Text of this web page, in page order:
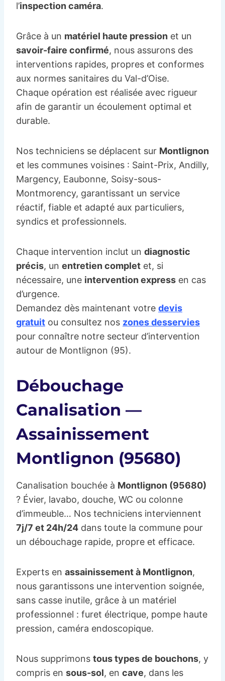
l’inspection caméra.
Grâce à un matériel haute pression et un
savoir-faire confirmé, nous assurons des
interventions rapides, propres et conformes
aux normes sanitaires du Val-d’Oise.
Chaque opération est réalisée avec rigueur
afin de garantir un écoulement optimal et
durable.
Nos techniciens se déplacent sur Montlignon
et les communes voisines : Saint-Prix, Andilly,
Margency, Eaubonne, Soisy-sous-
Montmorency, garantissant un service
réactif, fiable et adapté aux particuliers,
syndics et professionnels.
Chaque intervention inclut un diagnostic
précis, un entretien complet et, si
nécessaire, une intervention express en cas
d’urgence.
Demandez dès maintenant votre devis
gratuit ou consultez nos zones desservies
pour connaître notre secteur d’intervention
autour de Montlignon (95).
Débouchage
Canalisation —
Assainissement
Montlignon (95680)
Canalisation bouchée à Montlignon (95680)
? Évier, lavabo, douche, WC ou colonne
d’immeuble… Nos techniciens interviennent
7j/7 et 24h/24 dans toute la commune pour
un débouchage rapide, propre et efficace.
Experts en assainissement à Montlignon,
nous garantissons une intervention soignée,
sans casse inutile, grâce à un matériel
professionnel : furet électrique, pompe haute
pression, caméra endoscopique.
Nous supprimons tous types de bouchons, y
compris en sous-sol, en cave, dans les